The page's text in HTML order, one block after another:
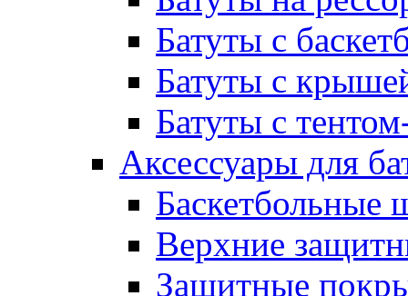
Батуты с
Батуты с
Батуты с
Аксессуары для
Баскетбольные
Верхние
Защитные